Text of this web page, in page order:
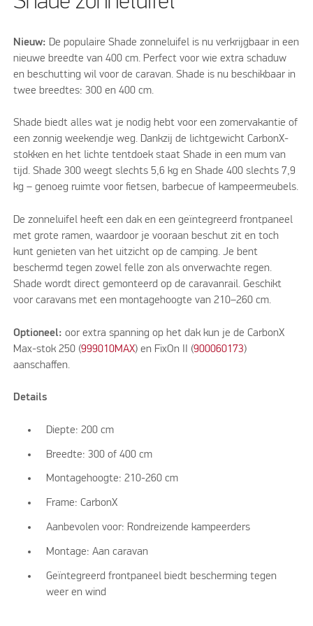
Nieuw: De populaire Shade zonneluifel is nu verkrijgbaar in een
nieuwe breedte van 400 cm. Perfect voor wie extra schaduw
en beschutting wil voor de caravan. Shade is nu beschikbaar in
twee breedtes: 300 en 400 cm.
Shade biedt alles wat je nodig hebt voor een zomervakantie of
een zonnig weekendje weg. Dankzij de lichtgewicht CarbonX-
stokken en het lichte tentdoek staat Shade in een mum van
tijd. Shade 300 weegt slechts 5,6 kg en Shade 400 slechts 7,9
kg – genoeg ruimte voor fietsen, barbecue of kampeermeubels.
De zonneluifel heeft een dak en een geïntegreerd frontpaneel
met grote ramen, waardoor je vooraan beschut zit en toch
kunt genieten van het uitzicht op de camping. Je bent
beschermd tegen zowel felle zon als onverwachte regen.
Shade wordt direct gemonteerd op de caravanrail. Geschikt
voor caravans met een montagehoogte van 210–260 cm.
Optioneel: oor extra spanning op het dak kun je de CarbonX
Max-stok 250 (999010MAX) en FixOn II (900060173)
aanschaffen.
Details
Diepte: 200 cm
Breedte: 300 of 400 cm
Montagehoogte: 210-260 cm
Frame: CarbonX
Aanbevolen voor: Rondreizende kampeerders
Montage: Aan caravan
Geïntegreerd frontpaneel biedt bescherming tegen
weer en wind